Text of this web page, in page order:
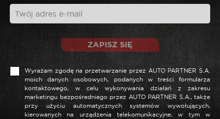
Nazwa *
ZAPISZ SIĘ
Wyrażam zgodę na przetwarzanie przez AUTO PARTNER S.A.
moich danych osobowych, podanych w treści formularza
kontaktowego, w celu wykonywania działań z zakresu
marketingu bezpośredniego przez AUTO PARTNER S.A., także
przy użyciu automatycznych systemów wywołujących,
kierowanych na urządzenia telekomunikacyjne, w tym w